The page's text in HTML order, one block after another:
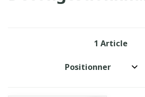
1 Article
Trier par: